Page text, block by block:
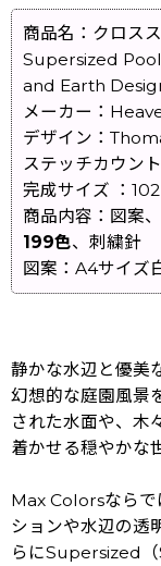
商品名：クロス
Supersized
and Earth
メーカー：
デザイン：
ステッチカウント
完成サイズ ：
商品内容：図案
199色、刺繍針
図案：A4サイズ
静かな水辺と優美
幻想的な庭園風景
された水面や、木
着かせる穏やかな
Max Colorsならで
ションや水辺の透
らにSupersized（